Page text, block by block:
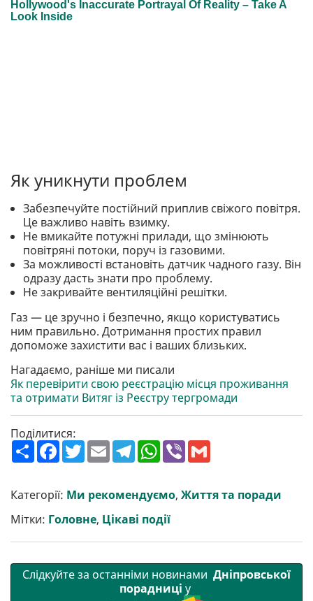
Як уникнути проблем
Забезпечуйте постійний приплив свіжого повітря.
Це важливо навіть взимку.
Не вмикайте потужні прилади, що змінюють
повітряні потоки, поруч із газовими.
За можливості встановіть датчик чадного газу. Він
одразу дасть знати про проблему.
Не закривайте вентиляційні решітки.
Газ — це зручно і безпечно, якщо користуватись
ним правильно. Дотримання простих правил
допоможе захистити вас і ваших близьких.
Нагадаємо, раніше ми писали
Як перевірити свою реєстрацію місця проживання
та отримати Витяг із Реєстру тергромади
Поділитися:
П
о
ш
р
и
и
F
a
c
b
o
k
T
w
e
E
m
a
l
T
e
g
r
a
m
W
h
a
s
A
p
p
V
b
r l
Категорії: Ми рекомендуємо, Життя та поради
Мітки: Головне, Цікаві події
Слідкуйте за останніми новинами Дніпровської
порадниці у